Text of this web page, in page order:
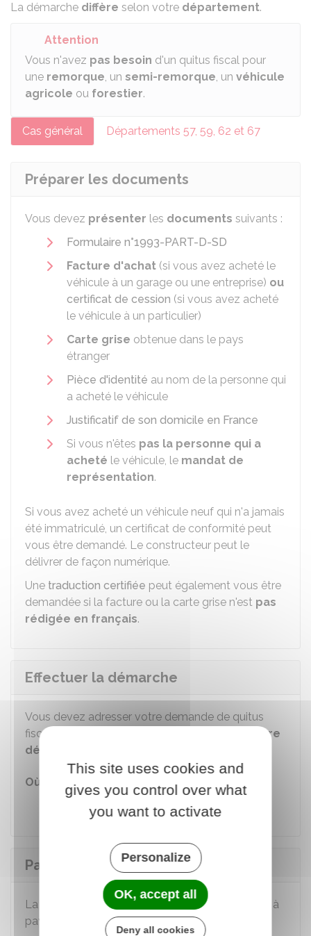
La démarche diffère selon votre département.
Attention
Vous n'avez pas besoin d'un quitus fiscal pour
une remorque, un semi-remorque, un véhicule
agricole ou forestier.
Cas général Départements 57, 59, 62 et 67
Préparer les documents
Vous devez présenter les documents suivants :
Formulaire n°1993-PART-D-SD
Facture d'achat (si vous avez acheté le
véhicule à un garage ou une entreprise) ou
certificat de cession (si vous avez acheté
le véhicule à un particulier)
Carte grise obtenue dans le pays
étranger
Pièce d'identité au nom de la personne qui
a acheté le véhicule
Justificatif de son domicile en France
Si vous n'êtes pas la personne qui a
acheté le véhicule, le mandat de
représentation.
Si vous avez acheté un véhicule neuf qui n'a jamais
été immatriculé, un certificat de conformité peut
vous être demandé. Le constructeur peut le
délivrer de façon numérique.
Une traduction certifiée peut également vous être
demandée si la facture ou la carte grise n'est pas
rédigée en français.
Effectuer la démarche
Vous devez adresser votre demande de quitus
fiscal
service des impôts de votre
département de domicile
Où s'adresser ?
Service des impôts - quitus fiscal
Payer la TVA si vous êtes concerné
La TVA éventuellement due sera exclusivement à
payer par
virement.
This site uses cookies and
gives you control over what
you want to activate
Personalize
OK, accept all
Deny all cookies